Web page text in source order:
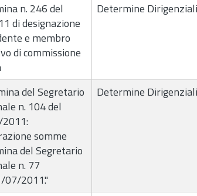
n. 246 del
di designazione
e membro
di commissione
Determine Dirigenziali
del Segretario
n. 104 del
somme
del Segretario
n. 77
07/2011."
Determine Dirigenziali